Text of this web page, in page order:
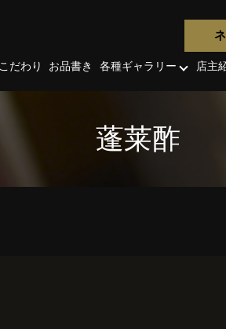
こだわり お品書き 各種ギャラリー 店主
蓬莱酢